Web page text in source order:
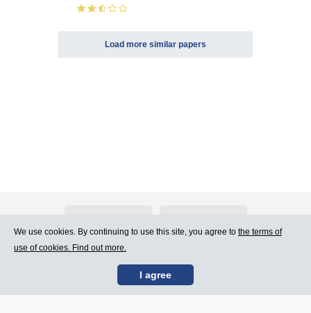
Load more similar papers
Contact Us Terms of Use
We use cookies. By continuing to use this site, you agree to the terms of
use of cookies. Find out more.
I agree